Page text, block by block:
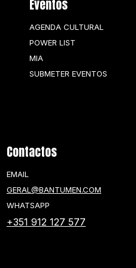
Eventos
AGENDA CULTURAL
POWER LIST
MIA
SUBMETER EVENTOS
Contactos
EMAIL
GERAL@BANTUMEN.COM
WHATSAPP
+351 912 127 577